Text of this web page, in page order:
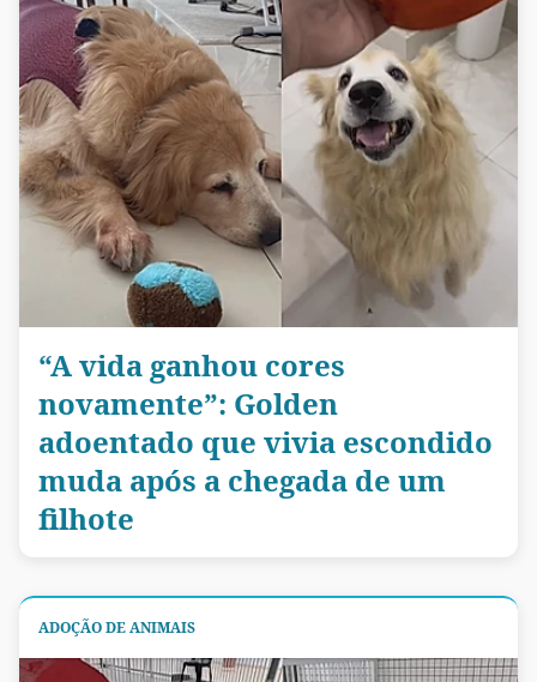
“A vida ganhou cores
novamente”: Golden
adoentado que vivia escondido
muda após a chegada de um
filhote
ADOÇÃO DE ANIMAIS